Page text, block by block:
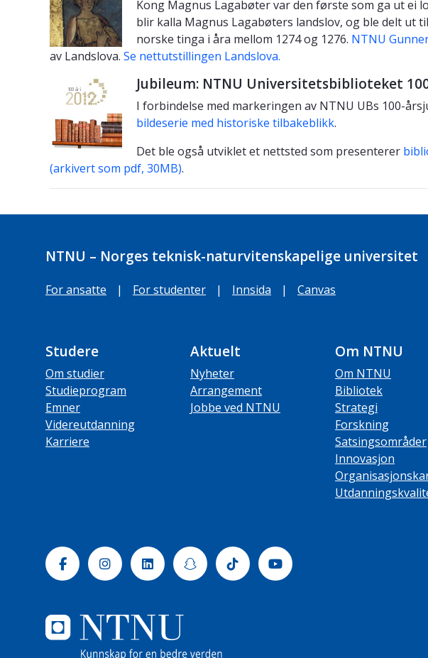
Kong Magnus Lagabøter var den første som ga ut ei
blir kalla Magnus Lagabøters landslov, og ble delt ut
norske tinga i åra mellom 1274 og 1276. NTNU
av Landslova. Se nettutstillingen Landslova.
Jubileum: NTNU Universitetsbiblioteket
I forbindelse med markeringen av NTNU UBs 100-
bildeserie med historiske tilbakeblikk.
Det ble også utviklet et nettsted som presenterer
(arkivert som pdf, 30MB).
NTNU – Norges teknisk-naturvitenskapelige universitet
For ansatte | For studenter | Innsida | Canvas
Studere
Om studier
Studieprogram
Emner
Videreutdanning
Karriere
Aktuelt
Nyheter
Arrangement
Jobbe ved NTNU
Om NTNU
Om NTNU
Bibliotek
Strategi
Forskning
Satsingsområder
Innovasjon
FacebookInstagramLinkedinSnapchatTiktok Youtube